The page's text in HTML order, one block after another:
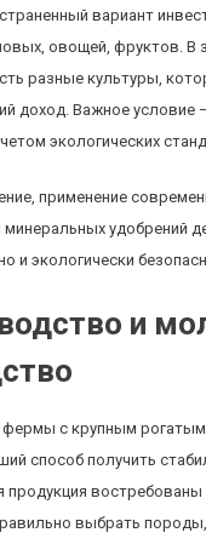
вариант
овощей, фруктов. В
разные культуры,
доход. Важное условие
экологических
применение
удобрений
и экологически
и
с крупным
способ получить
востребованы
выбрать